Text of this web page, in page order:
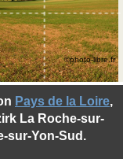
Pays de la Loire,
La Roche-sur-
sur-Yon-Sud.
©photo-libre.fr